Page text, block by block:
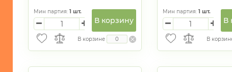
Мин партия: 1 шт.
В корзину
В корзине
Мин партия: 1 шт.
В
В